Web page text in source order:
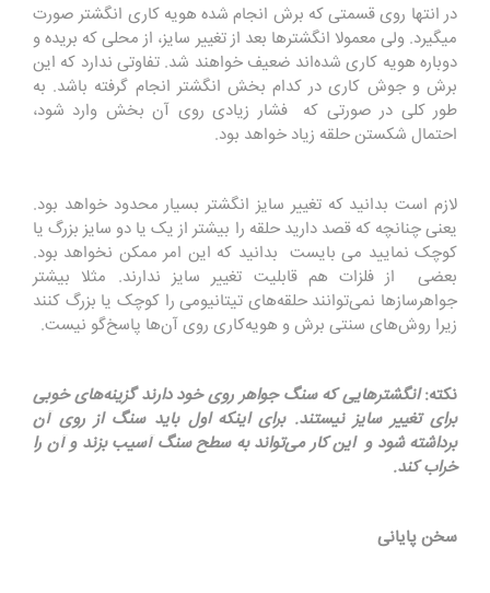
در انتها روی قسمتی که برش انجام شده هویه ‌کاری انگشتر صورت
میگیرد. ولی معمولا انگشترها بعد از تغییر سایز، از محلی که بریده و
دوباره هویه‌ کاری شده‌اند ضعیف خواهند شد. تفاوتی ندارد که این
برش و جوش ‌کاری در کدام بخش انگشتر انجام گرفته باشد. به
طور کلی در صورتی که فشار زیادی روی آن بخش وارد شود،
احتمال شکستن حلقه زیاد خواهد بود.
لازم است بدانید که تغییر سایز انگشتر بسیار محدود خواهد بود.
یعنی چنانچه که قصد دارید حلقه را بیشتر از یک یا دو سایز بزرگ یا
کوچک نمایید می بایست بدانید که این امر ممکن نخواهد بود.
بعضی از فلزات هم قابلیت تغییر سایز ندارند. مثلا بیشتر
جواهرسازها نمی‌توانند حلقه‌های تیتانیومی را کوچک یا بزرگ کنند
زیرا روش‌های سنتی برش و هویه‌کاری روی آن‌ها پاسخ‌گو نیست.
نکته: انگشترهایی که سنگ جواهر روی خود دارند گزینه‌های خوبی
برای تغییر سایز نیستند. برای اینکه اول باید سنگ از روی آن
برداشته شود و این کار می‌تواند به سطح سنگ آسیب بزند و آن را
خراب کند.
سخن پایانی